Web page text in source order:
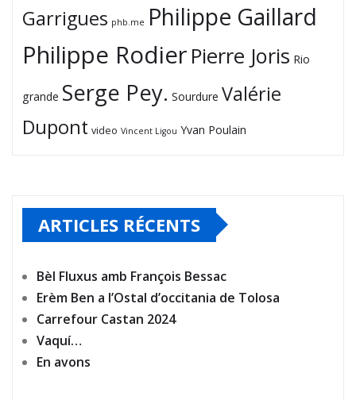
Garrigues phb.me Philippe Gaillard
Philippe Rodier Pierre Joris Rio
grande Serge Pey. Sourdure Valérie
Dupont video Vincent Ligou Yvan Poulain
ARTICLES RÉCENTS
Bèl Fluxus amb François Bessac
Erèm Ben a l’Ostal d’occitania de Tolosa
Carrefour Castan 2024
Vaquí…
En avons